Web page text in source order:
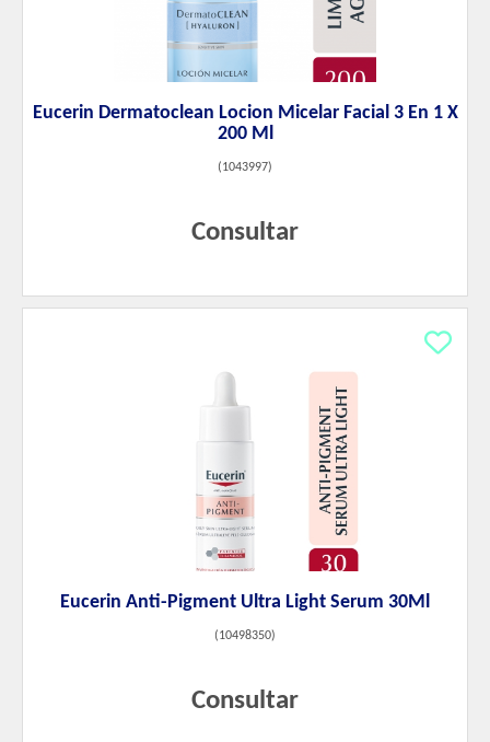
Eucerin Dermatoclean Locion Micelar Facial 3 En 1 X
200 Ml
(1043997)
Consultar
Eucerin Anti-Pigment Ultra Light Serum 30Ml
(10498350)
Consultar